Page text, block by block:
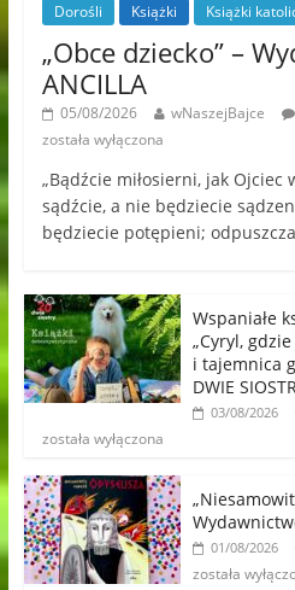
Dorośli Książki Książki
„Obce dziecko” –
ANCILLA
05/08/2026 wNaszejBajce
została wyłączona
„Bądźcie miłosierni, jak Ojciec
sądźcie, a nie będziecie
będziecie potępieni;
Wspaniałe
„Cyryl, gdzie
i tajemnica
DWIE
03/08/2026
została wyłączona
01/08/2026
została